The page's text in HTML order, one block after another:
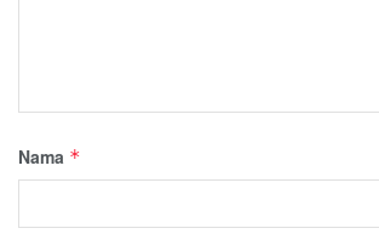
Nama *